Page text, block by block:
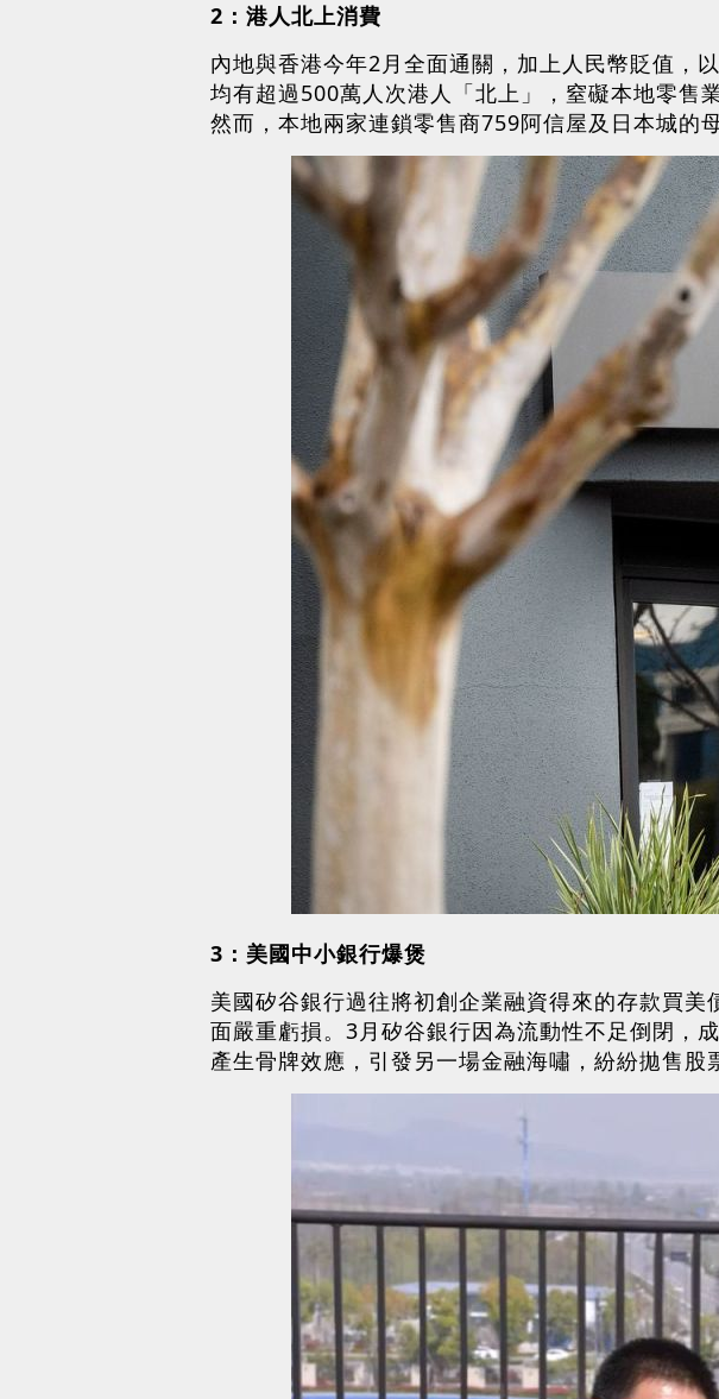
2：港人北上消費
內地與香港今年2月全面通關，加上人民幣貶值，
均有超過500萬人次港人「北上」，窒礙本地零售
然而，本地兩家連鎖零售商759阿信屋及日本城的
3：美國中小銀行爆煲
美國矽谷銀行過往將初創企業融資得來的存款買
面嚴重虧損。3月矽谷銀行因為流動性不足倒閉，
產生骨牌效應，引發另一場金融海嘯，紛紛拋售股